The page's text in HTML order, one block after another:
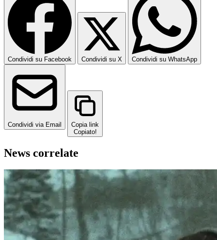
Condividi su Facebook Condividi su X Condividi su WhatsApp
Condividi via Email
Copia link
Copiato!
News correlate